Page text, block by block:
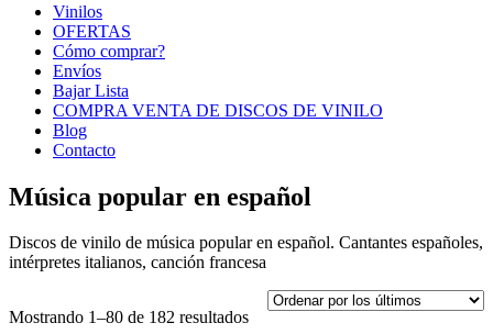
Vinilos
OFERTAS
Cómo comprar?
Envíos
Bajar Lista
COMPRA VENTA DE DISCOS DE VINILO
Blog
Contacto
Música popular en español
Discos de vinilo de música popular en español. Cantantes españoles,
intérpretes italianos, canción francesa
Mostrando 1–80 de 182 resultadosOrdenado